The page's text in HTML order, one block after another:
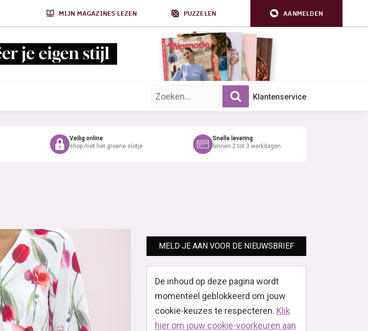
MIJN MAGAZINES LEZEN PUZZELEN AANMELDEN
Zoek op trefwoord: Klantenservice
Veilig online
shop met het groene slotje
Snelle levering
binnen 2 tot 3 werkdagen
MELD JE AAN VOOR DE NIEUWSBRIEF
De inhoud op deze pagina wordt
momenteel geblokkeerd om jouw
cookie-keuzes te respecteren. Klik
hier om jouw cookie-voorkeuren aan